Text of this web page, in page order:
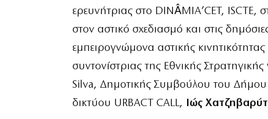
ερευνήτριας στο DINÂMIA’CET,
στον αστικό σχεδιασμό και στις
εμπειρογνώμονα αστικής
συντονίστριας της Εθνικής
Silva, Δημοτικής Συμβούλου του Δήμου
δικτύου URBACT CALL,
Ιώς